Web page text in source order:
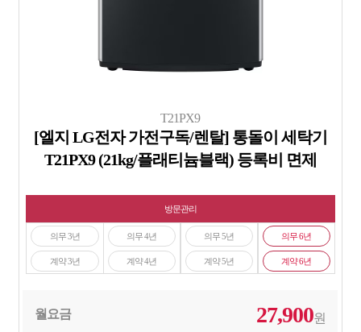
T21PX9
[엘지 LG전자 가전구독/렌탈] 통돌이 세탁기
T21PX9 (21kg/플래티늄블랙) 등록비 면제
방문관리
의무 3년
계약 3년
의무 4년
계약 4년
의무 5년
계약 5년
의무 6년
계약 6년
월요금 27,900원